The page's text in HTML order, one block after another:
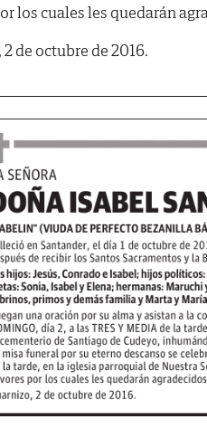
los cuales les quedarán
de octubre de 2016.